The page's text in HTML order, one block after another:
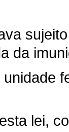
da
lei,